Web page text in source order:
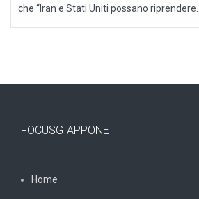
che “Iran e Stati Uniti possano
FOCUSGIAPPONE
Home